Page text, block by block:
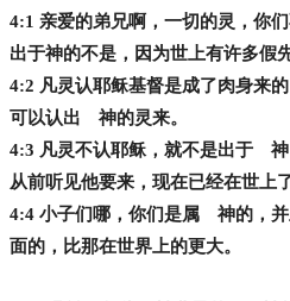
4:1 亲爱的弟兄啊，一切的灵，你
出于神的不是，因为世上有许多假
4:2 凡灵认耶稣基督是成了肉身来
可以认出 神的灵来。
4:3 凡灵不认耶稣，就不是出于
从前听见他要来，现在已经在世上了
4:4 小子们哪，你们是属 神的，
面的，比那在世界上的更大。